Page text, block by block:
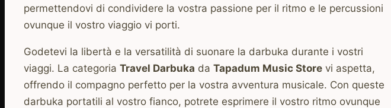
permettendovi di condividere la vostra passione per il ritmo e le percussioni
ovunque il vostro viaggio vi porti.
Godetevi la libertà e la versatilità di suonare la darbuka durante i vostri
viaggi. La categoria Travel Darbuka da Tapadum Music Store vi aspetta,
offrendo il compagno perfetto per la vostra avventura musicale. Con queste
darbuka portatili al vostro fianco, potrete esprimere il vostro ritmo ovunque